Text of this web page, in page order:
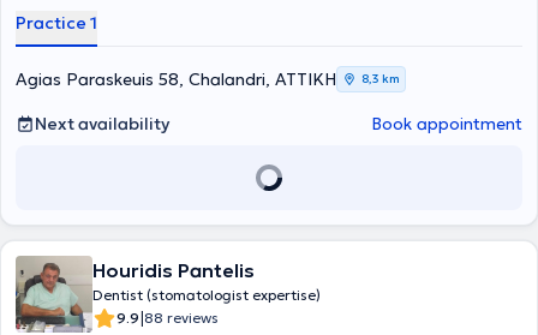
Practice 1
Agias Paraskeuis 58, Chalandri, ΑΤΤΙΚΗ 8,3 km
Next availability Book appointment
Houridis Pantelis
Dentist (stomatologist expertise)
9.9|88 reviews